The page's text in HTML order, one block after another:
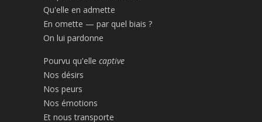
Qu'elle en admette
En omette — par quel biais ?
On lui pardonne
Pourvu qu'elle captive
Nos désirs
Nos peurs
Nos émotions
Et nous transporte